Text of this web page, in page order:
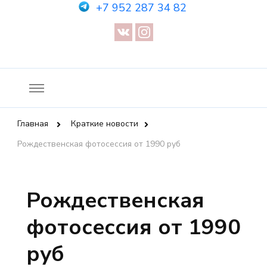
+7 952 287 34 82
Главная
Краткие новости
Рождественская фотосессия от 1990 руб
Рождественская
фотосессия от 1990
руб